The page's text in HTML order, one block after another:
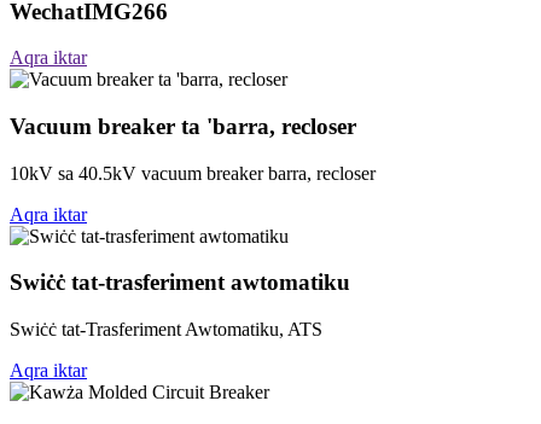
WechatIMG266
Aqra iktar
Vacuum breaker ta 'barra, recloser
10kV sa 40.5kV vacuum breaker barra, recloser
Aqra iktar
Swiċċ tat-trasferiment awtomatiku
Swiċċ tat-Trasferiment Awtomatiku, ATS
Aqra iktar